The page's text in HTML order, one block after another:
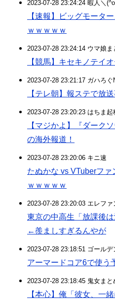
2023-07-28 23:24:24 暇人＼
【速報】ビッグモータ
ｗｗｗｗｗ
2023-07-28 23:24:14 ウマ娘
【競馬】キセキノテイ
2023-07-28 23:21:17 ガハろ
【テレ朝】報ステで放
2023-07-28 23:20:23 はちま起
【マジかよ】『ダーク
の海外報道！
2023-07-28 23:20:06 キニ速
たぬかな vs VTuberフ
ｗｗｗｗｗ
2023-07-28 23:20:03 エレフ
東京の中高生「放課後
←羨ましすぎるんやが
2023-07-28 23:18:51 ゴール
アーマードコア6で使う
2023-07-28 23:18:45 鬼女ま
【本心】俺「彼女、一